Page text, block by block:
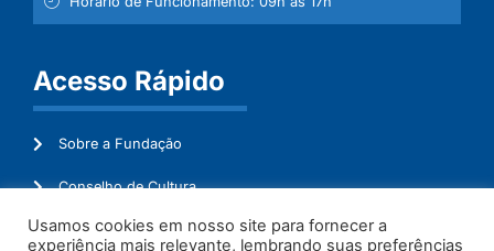
Acesso Rápido
Sobre a Fundação
Conselho de Cultura
Mapeamento Cultural
Usamos cookies em nosso site para fornecer a
experiência mais relevante, lembrando suas preferências